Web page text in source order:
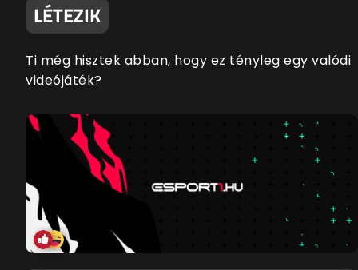
LÉTEZIK
Ti még hisztek abban, hogy ez tényleg egy valódi
videójáték?